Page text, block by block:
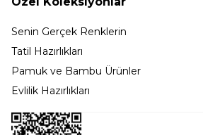
Senin Gerçek Renklerin
Tatil Hazırlıkları
Pamuk ve Bambu Ürünler
Evlilik Hazırlıkları